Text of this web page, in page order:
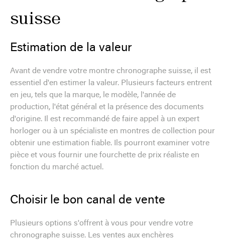
suisse
Estimation de la valeur
Avant de vendre votre montre chronographe suisse, il est
essentiel d'en estimer la valeur. Plusieurs facteurs entrent
en jeu, tels que la marque, le modèle, l'année de
production, l'état général et la présence des documents
d'origine. Il est recommandé de faire appel à un expert
horloger ou à un spécialiste en montres de collection pour
obtenir une estimation fiable. Ils pourront examiner votre
pièce et vous fournir une fourchette de prix réaliste en
fonction du marché actuel.
Choisir le bon canal de vente
Plusieurs options s'offrent à vous pour vendre votre
chronographe suisse. Les ventes aux enchères